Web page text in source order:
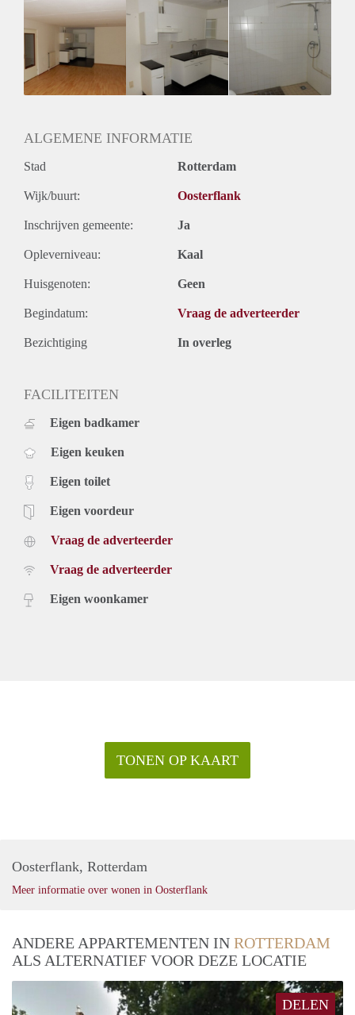
Kaal
ALGEMENE INFORMATIE
Stad Rotterdam
Wijk/buurt: Oosterflank
Inschrijven gemeente: Ja
Opleverniveau: Kaal
Huisgenoten: Geen
Begindatum: Vraag de adverteerder
Bezichtiging In overleg
FACILITEITEN
Eigen badkamer
Eigen keuken
Eigen toilet
Eigen voordeur
Vraag de adverteerder
Vraag de adverteerder
Eigen woonkamer
TONEN OP KAART
Oosterflank, Rotterdam
Meer informatie over wonen in Oosterflank
ANDERE APPARTEMENTEN IN ROTTERDAM
ALS ALTERNATIEF VOOR DEZE LOCATIE
DELEN